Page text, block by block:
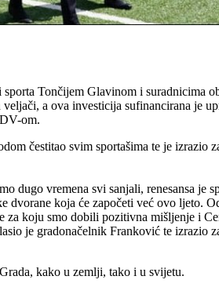
Tončijem Glavinom i suradnicima
a ova investicija sufinancirana je
om.
čestitao svim sportašima te je
dugo vremena svi sanjali, renesansa
dvorane koja će započeti već ovo
koju smo dobili pozitivna mišljenje i
je gradonačelnik Franković te
kako u zemlji, tako i u svijetu.